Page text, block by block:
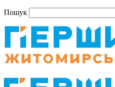
Пошук